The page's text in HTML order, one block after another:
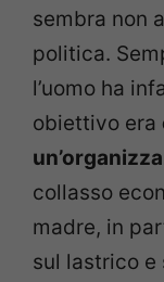
sembra non
politica.
l’uomo ha
obiettivo era
collasso
madre, in
sul lastrico e